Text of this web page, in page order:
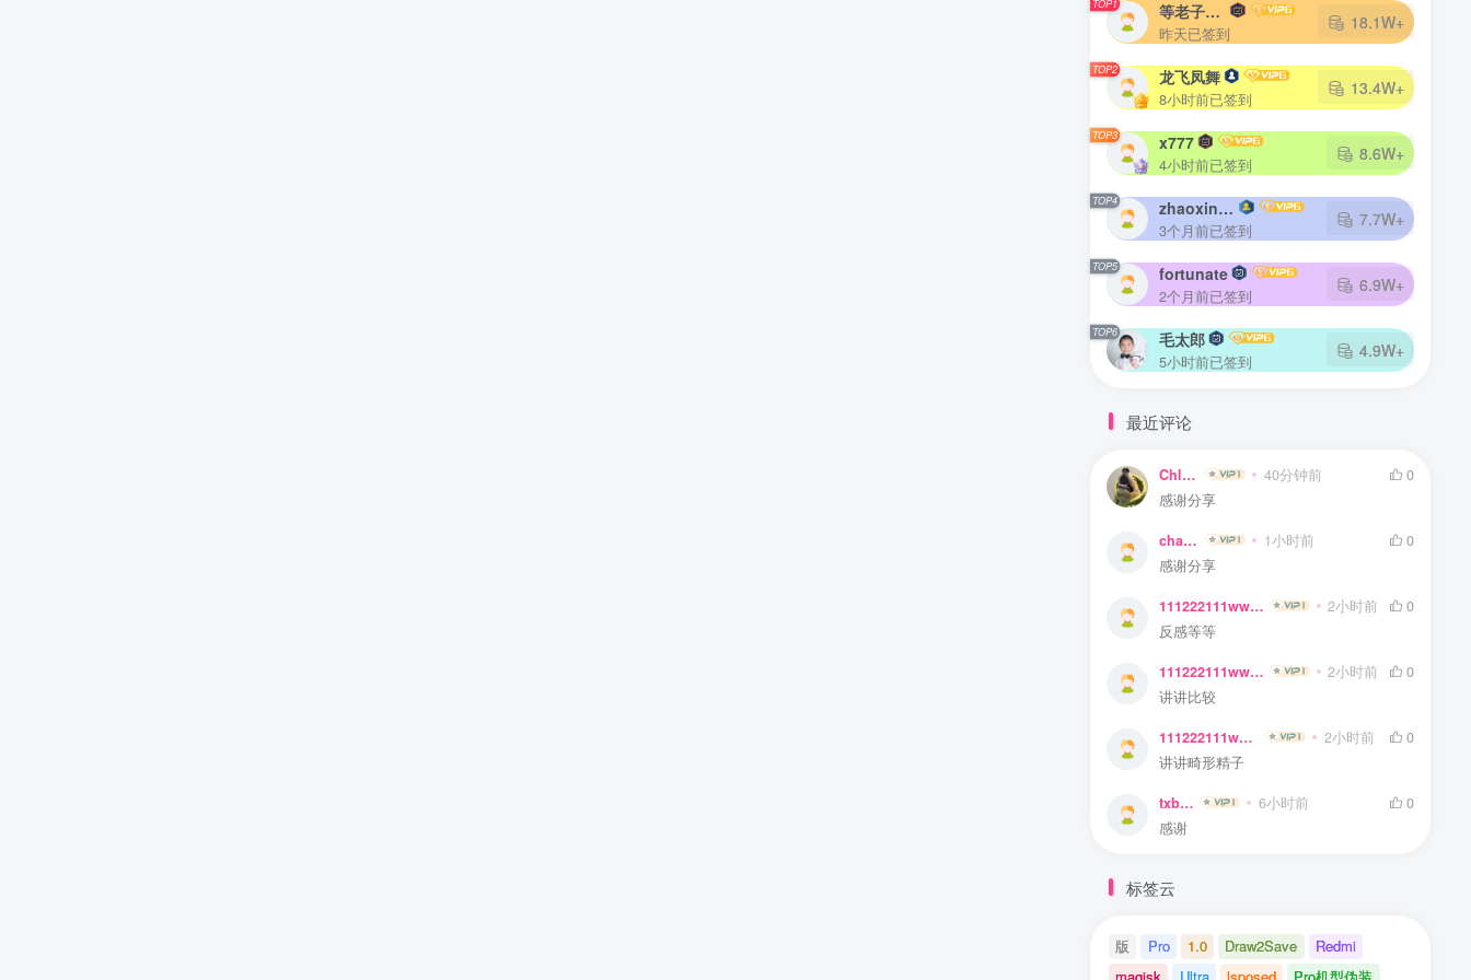
TOP1 等老子火了
昨天已签到
18.1W+
TOP2 龙飞凤舞
8小时前已签到
13.4W+
TOP3 x777
4小时前已签到
8.6W+
TOP4 zhaoxingheng
3个月前已签到
7.7W+
TOP5 fortunate
2个月前已签到
6.9W+
TOP6 毛太郎
5小时前已签到
4.9W+
最近评论
Chlyz 40分钟前
0
感谢分享
chare 1小时前
0
感谢分享
111222111www 2小时前
0
反感等等
111222111www 2小时前
0
讲讲比较
111222111www 2小时前
0
讲讲畸形精子
txbwl 6小时前
0
感谢
标签云
版 Pro 1.0 Draw2Save
Redmi